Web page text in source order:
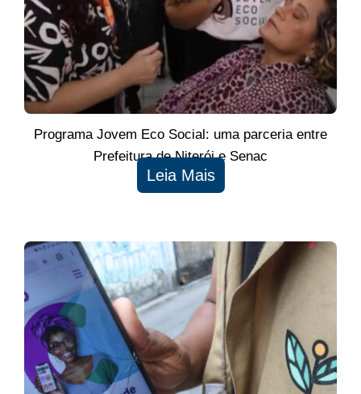
Programa Jovem Eco Social: uma parceria entre
Prefeitura de Niterói e Senac
Leia Mais